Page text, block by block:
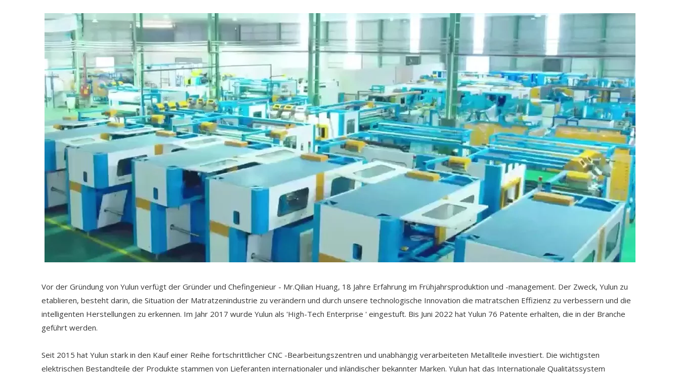
Vor der Gründung von Yulun verfügt der Gründer und Chefingenieur - Mr.Qilian Huang, 18 Jahre Erfahrung im Frühjahrsproduktion und -management. Der Zweck, Yulun zu
etablieren, besteht darin, die Situation der Matratzenindustrie zu verändern und durch unsere technologische Innovation die matratschen Effizienz zu verbessern und die
intelligenten Herstellungen zu erkennen. Im Jahr 2017 wurde Yulun als 'High-Tech Enterprise ' eingestuft. Bis Juni 2022 hat Yulun 76 Patente erhalten, die in der Branche
geführt werden.
Seit 2015 hat Yulun stark in den Kauf einer Reihe fortschrittlicher CNC -Bearbeitungszentren und unabhängig verarbeiteten Metallteile investiert. Die wichtigsten
elektrischen Bestandteile der Produkte stammen von Lieferanten internationaler und inländischer bekannter Marken. Yulun hat das Internationale Qualitätssystem